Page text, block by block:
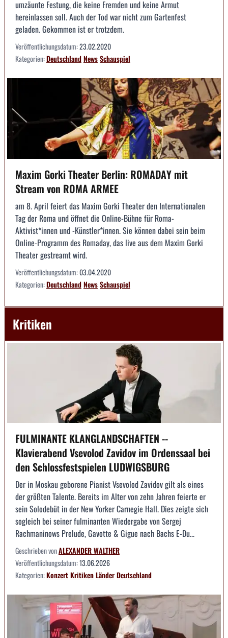
umzäunte Festung, die keine Fremden und keine Armut
hereinlassen soll. Auch der Tod war nicht zum Gartenfest
geladen. Gekommen ist er trotzdem.
Veröffentlichungsdatum:23.02.2020
Kategorien:DeutschlandNewsSchauspiel
Maxim Gorki Theater Berlin: ROMADAY mit
Stream von ROMA ARMEE
am 8. April feiert das Maxim Gorki Theater den Internationalen
Tag der Roma und öffnet die Online-Bühne für Roma-
Aktivist*innen und -Künstler*innen. Sie können dabei sein beim
Online-Programm des Romaday, das live aus dem Maxim Gorki
Theater gestreamt wird.
Veröffentlichungsdatum:03.04.2020
Kategorien:DeutschlandNewsSchauspiel
Kritiken
FULMINANTE KLANGLANDSCHAFTEN --
Klavierabend Vsevolod Zavidov im Ordenssaal bei
den Schlossfestspielen LUDWIGSBURG
Der in Moskau geborene Pianist Vsevolod Zavidov gilt als eines
der größten Talente. Bereits im Alter von zehn Jahren feierte er
sein Solodebüt in der New Yorker Carnegie Hall. Dies zeigte sich
sogleich bei seiner fulminanten Wiedergabe von Sergej
Rachmaninows Prelude, Gavotte & Gigue nach Bachs E-Du...
Geschrieben vonALEXANDER WALTHER
Veröffentlichungsdatum:13.06.2026
Kategorien:KonzertKritikenLänderDeutschland